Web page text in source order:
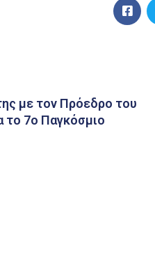
με τον Πρόεδρο του
το 7ο Παγκόσμιο